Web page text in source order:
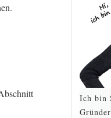
Ich bin